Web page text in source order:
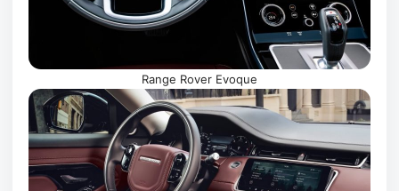
Range Rover Evoque